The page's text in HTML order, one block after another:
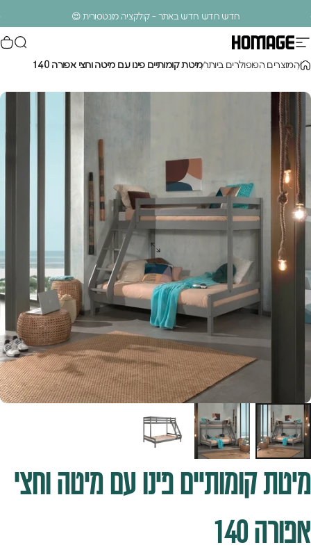
חדש חדש חדש באתר - קולקציה מונטסורית 😍
.
ניווט באתר
Homage Design
המוצרים הפופולרים ביותרמיטת קומותיים פינו עם מיטה וחצי אפורה 140
מיטתקומותייםפינו עםמיטהוחצי
אפורה140